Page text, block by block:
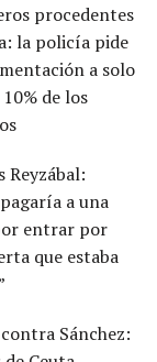
procedentes
la policía pide
a solo
de los
Reyzábal:
a una
entrar por
que estaba
Sánchez: